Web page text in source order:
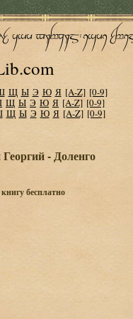
Щ Ы Э Ю Я [A-Z] [0-9]
Щ Ы Э Ю Я [A-Z] [0-9]
Щ Ы Э Ю Я [A-Z] [0-9]
- Доленго
бесплатно